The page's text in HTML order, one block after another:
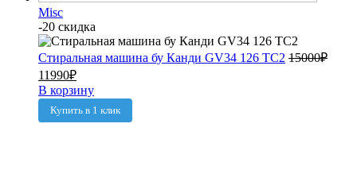
Misc
-20 скидка
Стиральная машина бу Канди GV34 126 TC2 15000₽
11990₽
В корзину
Купить в 1 клик